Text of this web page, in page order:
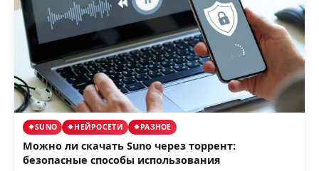
SUNO НЕЙРОСЕТИ РАЗНОЕ
Можно ли скачать Suno через торрент:
безопасные способы использования